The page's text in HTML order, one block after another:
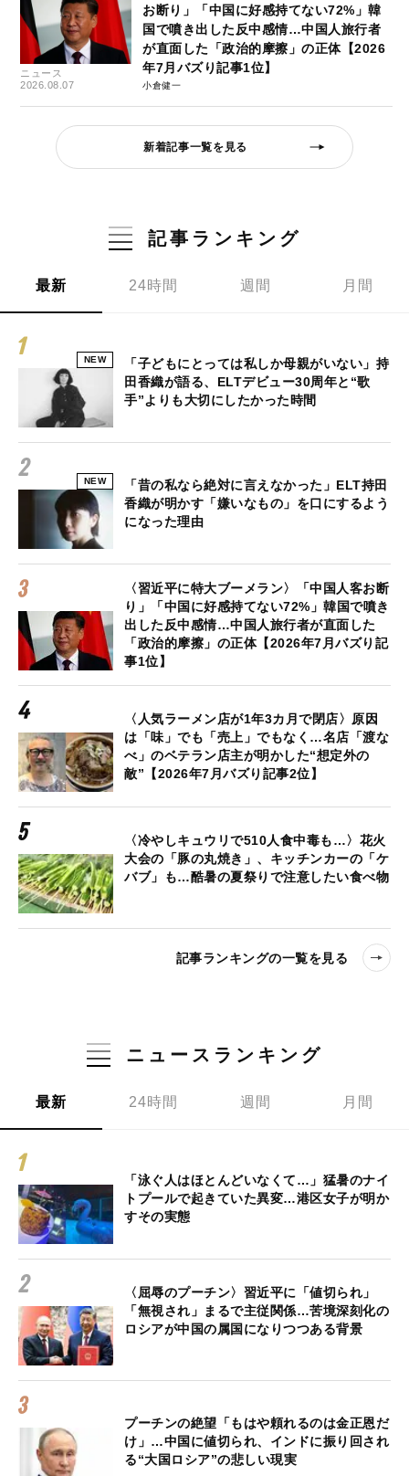
ニュース
2026.08.07
お断り」「中国に好感持てない72%」韓
国で噴き出した反中感情…中国人旅行者
が直面した「政治的摩擦」の正体【2026
年7月バズり記事1位】
小倉健一
新着記事一覧を見る
記事ランキング
最新 24時間 週間 月間
NEW
「子どもにとっては私しか母親がいない」持
田香織が語る、ELTデビュー30周年と“歌
手”よりも大切にしたかった時間
NEW
「昔の私なら絶対に言えなかった」ELT持田
香織が明かす「嫌いなもの」を口にするよう
になった理由
〈習近平に特大ブーメラン〉「中国人客お断
り」「中国に好感持てない72%」韓国で噴き
出した反中感情…中国人旅行者が直面した
「政治的摩擦」の正体【2026年7月バズり記
事1位】
〈人気ラーメン店が1年3カ月で閉店〉原因
は「味」でも「売上」でもなく…名店「渡な
べ」のベテラン店主が明かした“想定外の
敵”【2026年7月バズり記事2位】
〈冷やしキュウリで510人食中毒も…〉花火
大会の「豚の丸焼き」、キッチンカーの「ケ
バブ」も…酷暑の夏祭りで注意したい食べ物
記事ランキングの一覧を見る
ニュースランキング
最新 24時間 週間 月間
「泳ぐ人はほとんどいなくて…」猛暑のナイ
トプールで起きていた異変…港区女子が明か
すその実態
〈屈辱のプーチン〉習近平に「値切られ」
「無視され」まるで主従関係…苦境深刻化の
ロシアが中国の属国になりつつある背景
プーチンの絶望「もはや頼れるのは金正恩だ
け」…中国に値切られ、インドに振り回され
る“大国ロシア”の悲しい現実